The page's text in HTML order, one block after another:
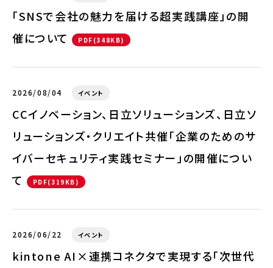
「SNSで会社の魅力を届ける超実践講座」の開
催について
PDF(348KB)
2026/08/04 イベント
CCイノベーション、日立ソリューションズ、日立ソ
リューションズ・クリエイト共催「企業のためのサ
イバーセキュリティ実践セミナー」の開催につい
て
PDF(319KB)
2026/06/22 イベント
kintone AI×連携コネクタで実現する「次世代